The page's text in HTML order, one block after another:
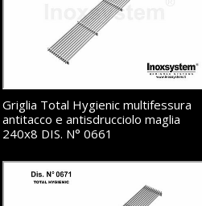
Griglia Total Hygienic multifessura
antitacco e antisdrucciolo maglia
240x8 DIS. N° 0661